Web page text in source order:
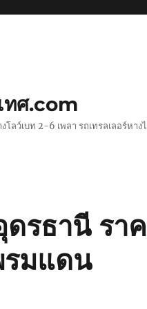
ทศ.com
งโลว์เบท 2-6 เพลา รถเทรลเลอ
ดรธานี รา
รมแดน